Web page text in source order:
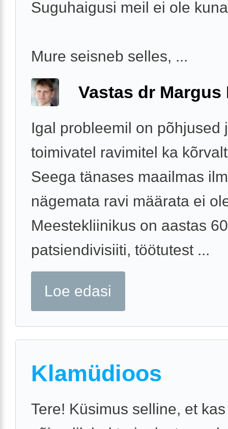
Suguhaigusi meil ei ole
Mure seisneb selles, ...
Vastas dr Margus
Igal probleemil on põhjused
toimivatel ravimitel ka
Seega tänases maailmas
nägemata ravi määrata ei
Meestekliinikus on aastas
patsiendivisiiti, töötutest ...
Loe edasi
Klamüdioos
Tere! Küsimus selline, et